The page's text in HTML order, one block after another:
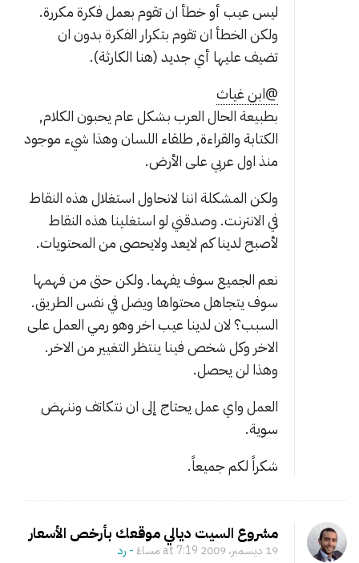
ليس عيب أو خطأ ان تقوم بعمل فكرة مكررة.
ولكن الخطأ ان تقوم بتكرار الفكرة بدون ان
تضيف عليها أي جديد (هنا الكارثة).
@ابن غياث
بطبيعة الحال العرب بشكل عام يحبون الكلام,
الكتابة والقراءة, طلقاء اللسان وهذا شيء موجود
منذ اول عربي على الأرض.
ولكن المشكلة اننا لانحاول استغلال هذه النقاط
في الانترنت. وصدقني لو استغلينا هذه النقاط
لأصبح لدينا كم لايعد ولايحصى من المحتويات.
نعم الجميع سوف يفهما. ولكن حتى من فهمها
سوف يتجاهل محتواها ويضل في نفس الطريق.
السبب؟ لان لدينا عيب اخر وهو رمي العمل على
الاخر وكل شخص فينا ينتظر التغيير من الاخر.
وهذا لن يحصل.
العمل واي عمل يحتاج إلى ان نتكاتف وننهض
سوية.
شكراً لكم جميعاً.
مشروع السيت ديالي موقعك بأرخص الأسعار
19 ديسمبر، 2009 at 7:19 مساءً - ‎رد